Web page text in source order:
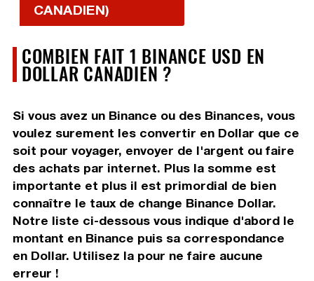
CANADIEN)
COMBIEN FAIT 1 BINANCE USD EN
DOLLAR CANADIEN ?
Si vous avez un Binance ou des Binances, vous
voulez surement les convertir en Dollar que ce
soit pour voyager, envoyer de l'argent ou faire
des achats par internet. Plus la somme est
importante et plus il est primordial de bien
connaître le taux de change Binance Dollar.
Notre liste ci-dessous vous indique d'abord le
montant en Binance puis sa correspondance
en Dollar. Utilisez la pour ne faire aucune
erreur !